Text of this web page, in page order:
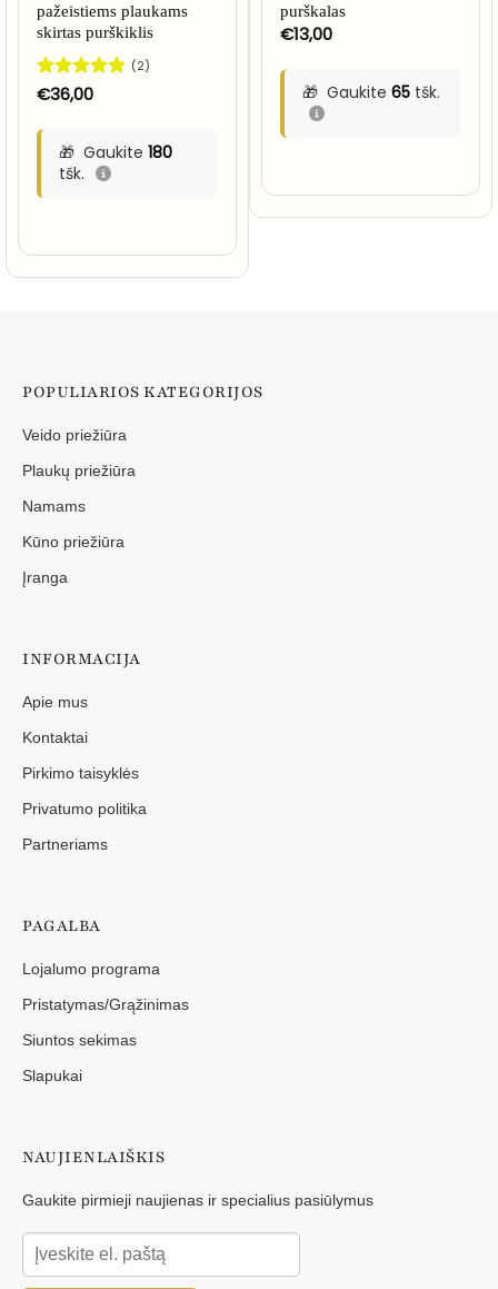
pažeistiems plaukams
skirtas purškiklis
Įvertinimas:
iš 5
(2)
€36,00
Gaukite 180
tšk.
purškalas
€13,00
Gaukite 65tšk.
POPULIARIOS KATEGORIJOS
Veido priežiūra
Plaukų priežiūra
Namams
Kūno priežiūra
Įranga
INFORMACIJA
Apie mus
Kontaktai
Pirkimo taisyklės
Privatumo politika
Partneriams
PAGALBA
Lojalumo programa
Pristatymas/Grąžinimas
Siuntos sekimas
Slapukai
NAUJIENLAIŠKIS
Gaukite pirmieji naujienas ir specialius pasiūlymus